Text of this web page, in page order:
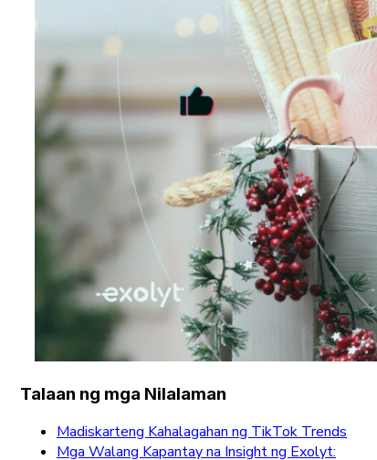
Talaan ng mga Nilalaman
Madiskarteng Kahalagahan ng TikTok Trends
Mga Walang Kapantay na Insight ng Exolyt: